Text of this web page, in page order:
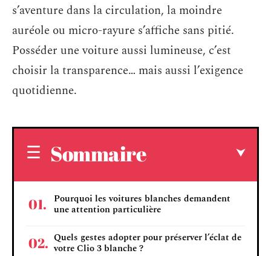
s’aventure dans la circulation, la moindre
auréole ou micro-rayure s’affiche sans pitié.
Posséder une voiture aussi lumineuse, c’est
choisir la transparence… mais aussi l’exigence
quotidienne.
Sommaire
Pourquoi les voitures blanches demandent
une attention particulière
Quels gestes adopter pour préserver l’éclat de
votre Clio 3 blanche ?